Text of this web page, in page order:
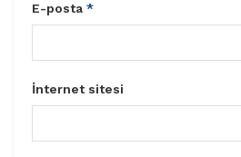
E-posta *
İnternet sitesi